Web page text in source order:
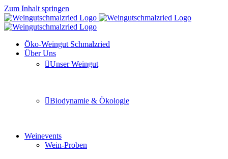
Zum Inhalt springen
Öko-Weingut Schmalzried
Über Uns
Unser Weingut
Biodynamie & Ökologie
Weinevents
Wein-Proben